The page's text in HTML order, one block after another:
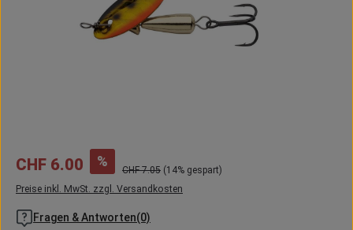
Verkaufspreis:
CHF 6.00 % Regulärer Preis:
CHF 7.05 (14% gespart)
Preise inkl. MwSt. zzgl. Versandkosten
Fragen & Antworten(0)